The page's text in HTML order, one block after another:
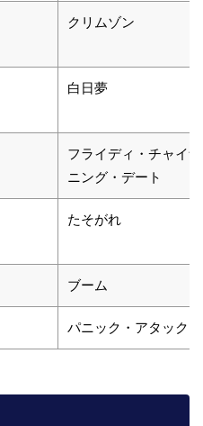
クリムゾン
白日夢
フライディ・チャイ
ニング・デート
たそがれ
ブーム
パニック・アタック